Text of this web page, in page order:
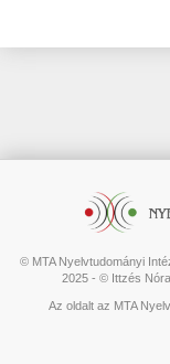
© MTA Nyelvtudományi
2025 - © Ittzés
Az oldalt az MTA